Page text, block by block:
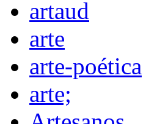
artaud
arte
arte-poética
arte;